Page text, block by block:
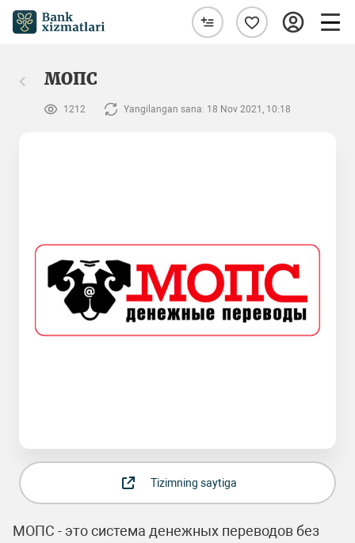
МОПС
1212 Yangilangan sana: 18 Nov 2021, 10:18
Tizimning saytiga
МОПС - это система денежных переводов без